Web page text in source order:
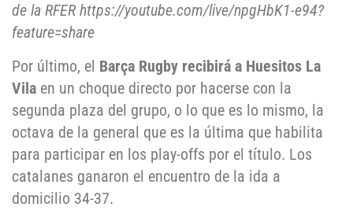
de la RFER https://youtube.com/live/npgHbK1-e94?
feature=share
Por último, el Barça Rugby recibirá a Huesitos La
Vila en un choque directo por hacerse con la
segunda plaza del grupo, o lo que es lo mismo, la
octava de la general que es la última que habilita
para participar en los play-offs por el título. Los
catalanes ganaron el encuentro de la ida a
domicilio 34-37.